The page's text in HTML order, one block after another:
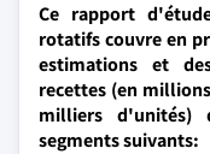
Ce rapport
rotatifs couvre en
estimations et
recettes (en
milliers d'unités)
segments suivants: